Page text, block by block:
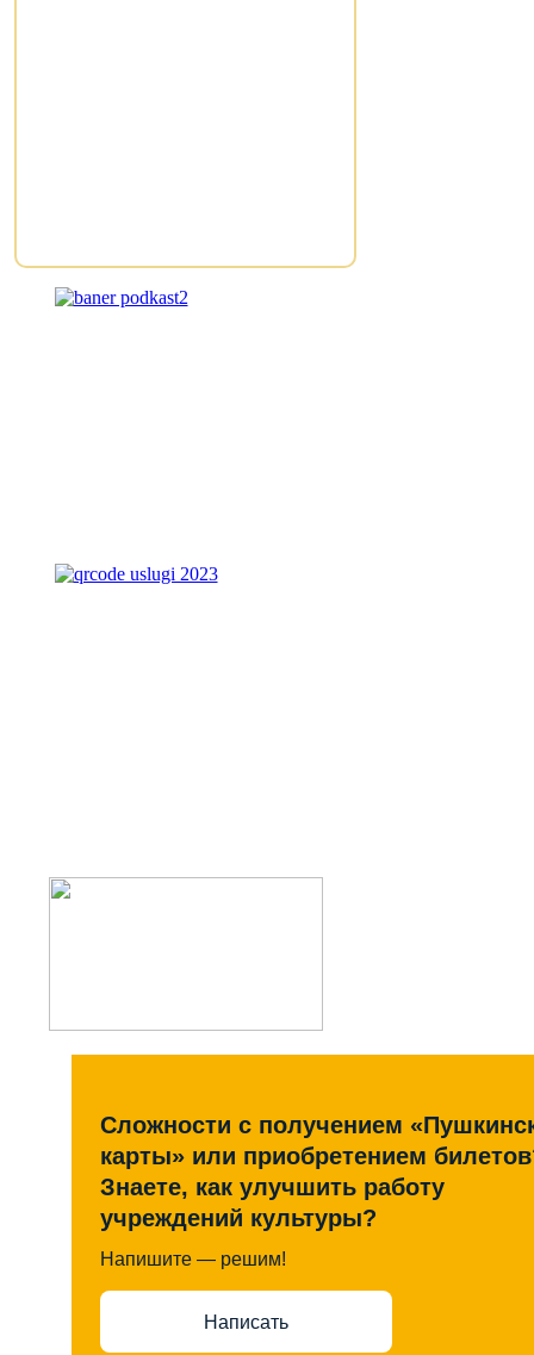
Сложности с получением
карты» или приобретением
Знаете, как улучшить работу
учреждений культуры?
Напишите — решим!
Написать